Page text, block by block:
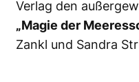
Verlag den
„Magie der
Zankl und Sandra